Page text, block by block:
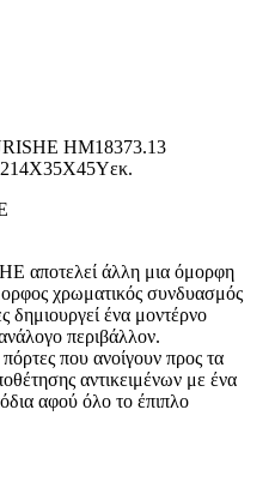
HM18373.13
αποτελεί άλλη μια όμορφη
χρωματικός συνδυασμός
ένα μοντέρνο
περιβάλλον.
που ανοίγουν προς τα
αντικειμένων με ένα
αφού όλο το έπιπλο